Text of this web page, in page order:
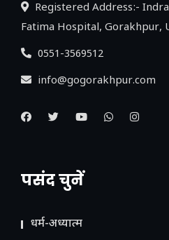
Registered Address:-
Fatima Hospital, Gorakhpur,
0551-3569512
info@gogorakhpur.com
पसंद चुनें
धर्म-अध्यात्म